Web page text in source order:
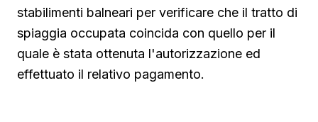
stabilimenti balneari per verificare che il tratto di
spiaggia occupata coincida con quello per il
quale è stata ottenuta l'autorizzazione ed
effettuato il relativo pagamento.